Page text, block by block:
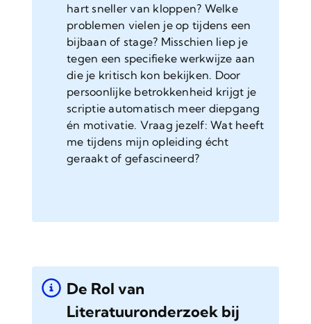
hart sneller van kloppen? Welke
problemen vielen je op tijdens een
bijbaan of stage? Misschien liep je
tegen een specifieke werkwijze aan
die je kritisch kon bekijken. Door
persoonlijke betrokkenheid krijgt je
scriptie automatisch meer diepgang
én motivatie. Vraag jezelf: Wat heeft
me tijdens mijn opleiding écht
geraakt of gefascineerd?
De Rol van
Literatuuronderzoek bij